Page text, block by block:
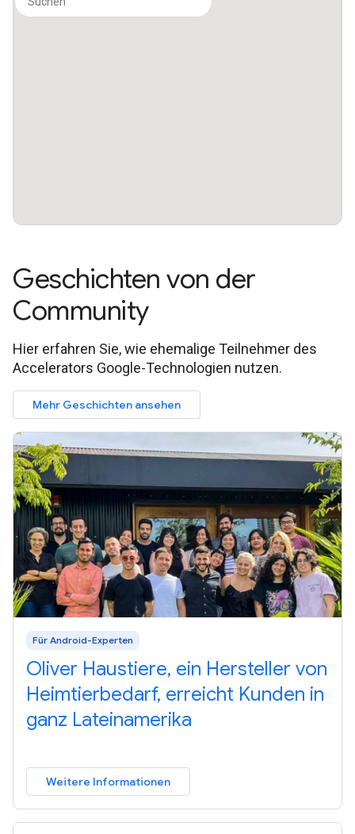
Geschichten von der
Community
Hier erfahren Sie, wie ehemalige Teilnehmer des
Accelerators Google-Technologien nutzen.
Mehr Geschichten ansehen
Für Android-Experten
Oliver Haustiere, ein Hersteller von
Heimtierbedarf, erreicht Kunden in
ganz Lateinamerika
Weitere Informationen